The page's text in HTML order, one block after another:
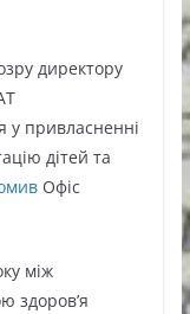
директору
у привласненні
дітей та
Офіс
між
здоров’я